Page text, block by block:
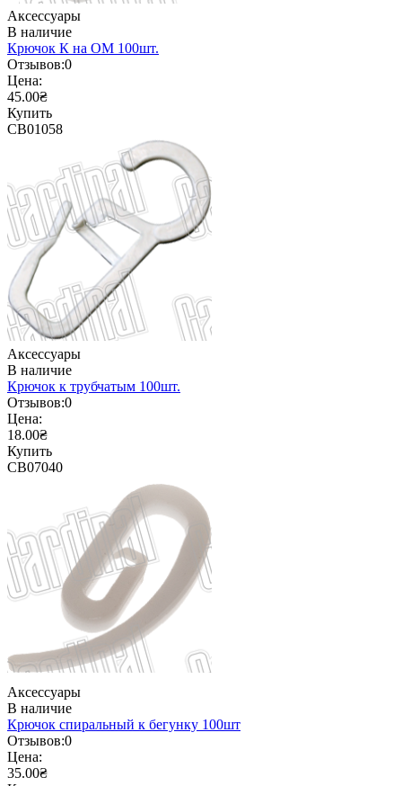
Аксессуары
В наличие
Крючок К на ОМ 100шт.
Отзывов:0
Цена:
45.00₴
Купить
CB01058
Аксессуары
В наличие
Крючок к трубчатым 100шт.
Отзывов:0
Цена:
18.00₴
Купить
CB07040
Аксессуары
В наличие
Крючок спиральный к бегунку 100шт
Отзывов:0
Цена:
35.00₴